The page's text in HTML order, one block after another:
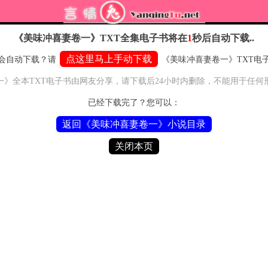
《美味冲喜妻卷一》TXT全集电子书将在1秒后自动下载..
自动下载？请 点这里马上手动下载 《美味冲喜妻卷一》TXT电
》全本TXT电子书由网友分享，请下载后24小时内删除，不能用于任何
已经下载完了？您可以：
返回《美味冲喜妻卷一》小说目录
关闭本页